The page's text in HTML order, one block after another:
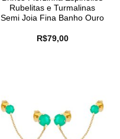
Rubelitas e Turmalinas
Semi Joia Fina Banho Ouro
R$79,00